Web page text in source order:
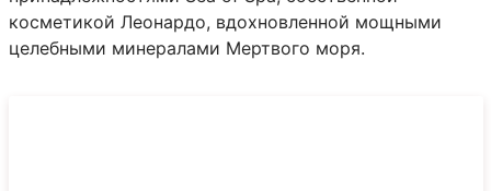
косметикой Леонардо, вдохновленной мощными
целебными минералами Мертвого моря.